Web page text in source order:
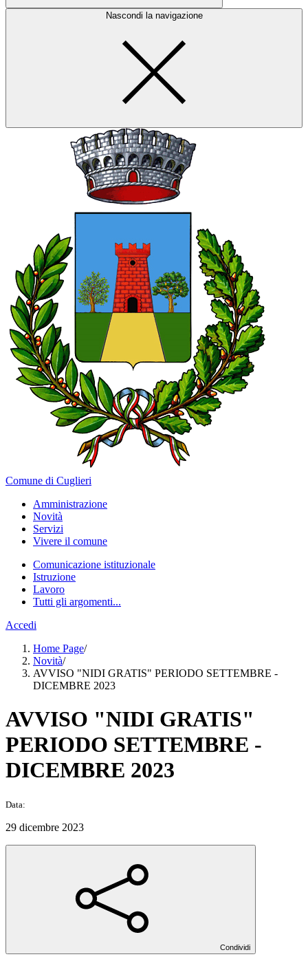
Nascondi la navigazione
Comune di Cuglieri
Amministrazione
Novità
Servizi
Vivere il comune
Comunicazione istituzionale
Istruzione
Lavoro
Tutti gli argomenti...
Accedi
Home Page/
Novità/
AVVISO "NIDI GRATIS" PERIODO SETTEMBRE -
DICEMBRE 2023
AVVISO "NIDI GRATIS"
PERIODO SETTEMBRE -
DICEMBRE 2023
Data:
29 dicembre 2023
Condividi